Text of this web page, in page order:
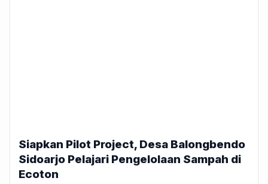
Siapkan Pilot Project, Desa Balongbendo
Sidoarjo Pelajari Pengelolaan Sampah di
Ecoton